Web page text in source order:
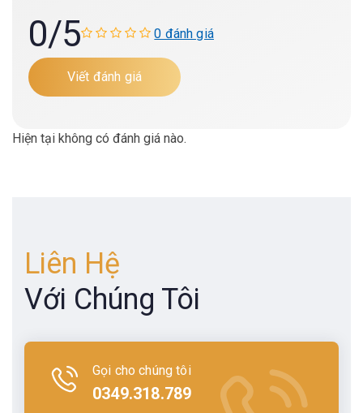
0/5 0 đánh giá
Viết đánh giá
Hiện tại không có đánh giá nào.
Liên Hệ
Với Chúng Tôi
Gọi cho chúng tôi
0349.318.789